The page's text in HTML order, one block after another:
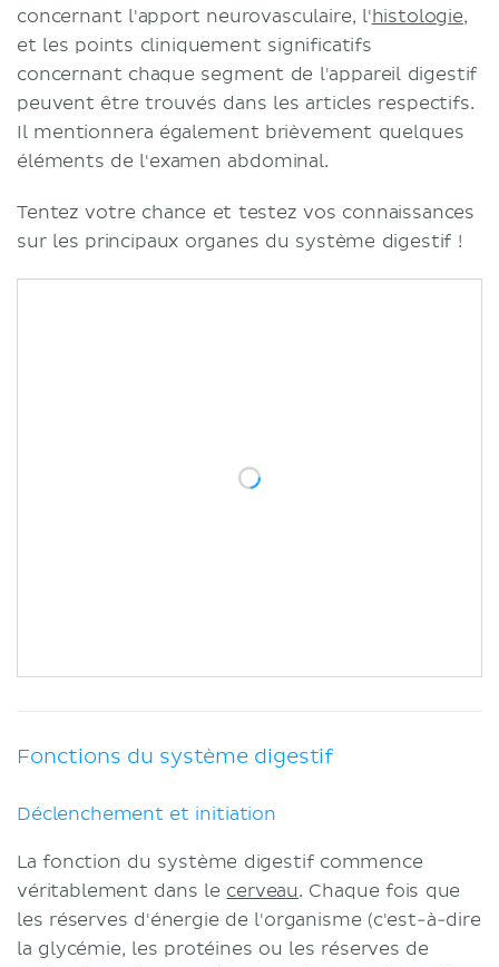
concernant l'apport neurovasculaire, l'histologie,
et les points cliniquement significatifs
concernant chaque segment de l'appareil digestif
peuvent être trouvés dans les articles respectifs.
Il mentionnera également brièvement quelques
éléments de l'examen abdominal.
Tentez votre chance et testez vos connaissances
sur les principaux organes du système digestif !
Fonctions du système digestif
Déclenchement et initiation
La fonction du système digestif commence
véritablement dans le cerveau. Chaque fois que
les réserves d'énergie de l'organisme (c'est-à-dire
la glycémie, les protéines ou les réserves de